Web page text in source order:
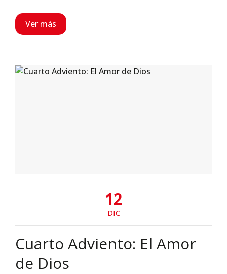
Ver más
12
DIC
Cuarto Adviento: El Amor
de Dios